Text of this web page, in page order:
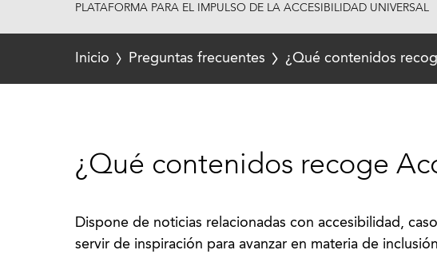
PLATAFORMA PARA EL IMPULSO DE LA ACCESIBILIDAD UNIVERSAL
Inicio Preguntas frecuentes ¿Qué contenidos
¿Qué contenidos recoge
Dispone de noticias relacionadas con accesibilidad,
servir de inspiración para avanzar en materia de